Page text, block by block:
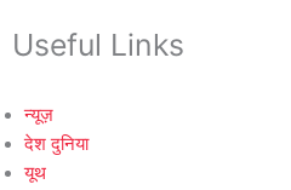
Useful Links
न्यूज़
देश दुनिया
यूथ